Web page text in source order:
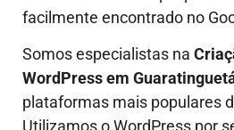
facilmente encontrado no
Somos especialistas na
WordPress em
plataformas mais populares
Utilizamos o WordPress por